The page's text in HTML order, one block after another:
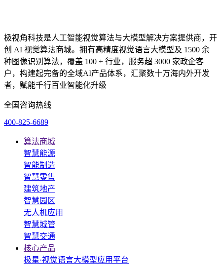
极视角科技是人工智能视觉算法与大模型解决方案提供商，开
创 AI 视觉算法商城。拥有高精度视觉语言大模型及 1500 余
种图像识别算法，覆盖 100 + 行业，服务超 3000 家政企客
户，构建起完备的全域AI产品体系，汇聚数十万海内外开发
者，赋能千行百业智能化升级
全国咨询热线
400-825-6689
算法商城
智慧能源
智能制造
智慧零售
建筑地产
智慧园区
无人机应用
智慧城管
智慧交通
核心产品
极星·视觉语言大模型应用平台